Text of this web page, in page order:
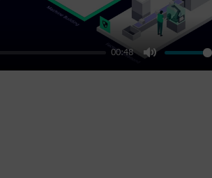
00:48
Mute